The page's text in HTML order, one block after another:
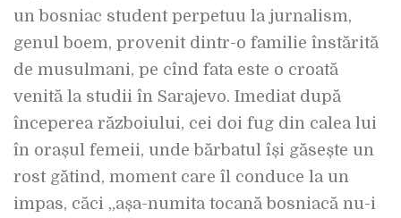
un bosniac student perpetuu la jurnalism,
genul boem, provenit dintr-o familie înstărită
de musulmani, pe cînd fata este o croată
venită la studii în Sarajevo. Imediat după
începerea războiului, cei doi fug din calea lui
în orașul femeii, unde bărbatul își găsește un
rost gătind, moment care îl conduce la un
impas, căci „așa-numita tocană bosniacă nu-i